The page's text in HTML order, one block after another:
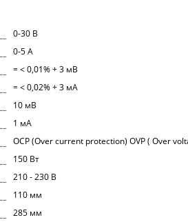
0-30 В
0-5 А
= < 0,01% + 3 мВ
= < 0,02% + 3 мА
10 мВ
1 мА
OCP (Over current protection) OVP ( Over
150 Вт
210 - 230 В
110 мм
285 мм